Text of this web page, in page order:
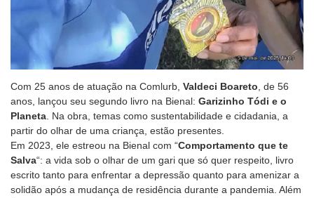
Com 25 anos de atuação na Comlurb, Valdeci Boareto , de 56
anos, lançou seu segundo livro na Bienal: Garizinho Tódi e o
Planeta . Na obra, temas como sustentabilidade e cidadania, a
partir do olhar de uma criança, estão presentes.
Em 2023, ele estreou na Bienal com “Comportamento que te
Salva“: a vida sob o olhar de um gari que só quer respeito, livro
escrito tanto para enfrentar a depressão quanto para amenizar a
solidão após a mudança de residência durante a pandemia. Além